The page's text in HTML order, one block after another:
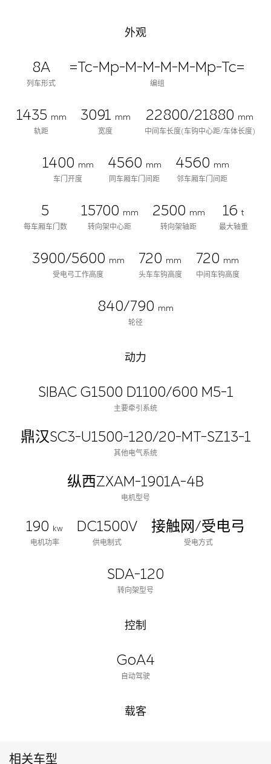
外观
8A
列车形式
=Tc-Mp-M-M-M-M-Mp-Tc=
编组
1435 mm
轨距
3091 mm
宽度
22800/21880 mm
中间车长度(车钩中心距/车体长度)
1400 mm
车门开度
4560 mm
同车厢车门间距
4560 mm
邻车厢车门间距
5
每车厢车门数
15700 mm
转向架中心距
2500 mm
转向架轴距
16 t
最大轴重
3900/5600 mm
受电弓工作高度
720 mm
头车车钩高度
720 mm
中间车钩高度
840/790 mm
轮径
动力
SIBAC G1500 D1100/600 M5-1
主要牵引系统
鼎汉SC3-U1500-120/20-MT-SZ13-1
其他电气系统
纵西ZXAM-1901A-4B
电机型号
190
kw
电机功率
DC1500V
供电制式
接触网/受电弓
受电方式
SDA-120
转向架型号
控制
GoA4
自动驾驶
载客
相关车型